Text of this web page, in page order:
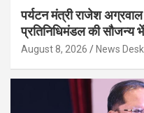
पर्यटन मंत्री राजेश
प्रतिनिधिमंडल की सौजन्य
August 8, 2026 News Desk